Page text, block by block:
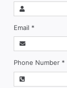
Email *
Phone Number *